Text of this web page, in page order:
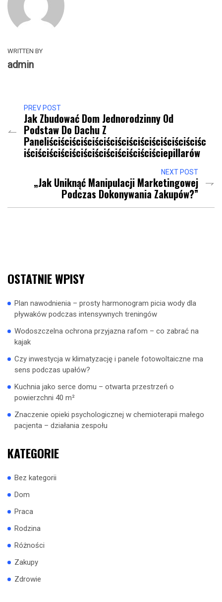
WRITTEN BY
admin
PREV POST
Jak Zbudować Dom Jednorodzinny Od
Podstaw Do Dachu Z
Paneliściściściściściściściściściściściściściśc
Iściściściściściściściściściściściściepillarów
NEXT POST
„Jak Uniknąć Manipulacji Marketingowej
Podczas Dokonywania Zakupów?”
OSTATNIE WPISY
Plan nawodnienia – prosty harmonogram picia wody dla
pływaków podczas intensywnych treningów
Wodoszczelna ochrona przyjazna rafom – co zabrać na
kajak
Czy inwestycja w klimatyzację i panele fotowoltaiczne ma
sens podczas upałów?
Kuchnia jako serce domu – otwarta przestrzeń o
powierzchni 40 m²
Znaczenie opieki psychologicznej w chemioterapii małego
pacjenta – działania zespołu
KATEGORIE
Bez kategorii
Dom
Praca
Rodzina
Różności
Zakupy
Zdrowie